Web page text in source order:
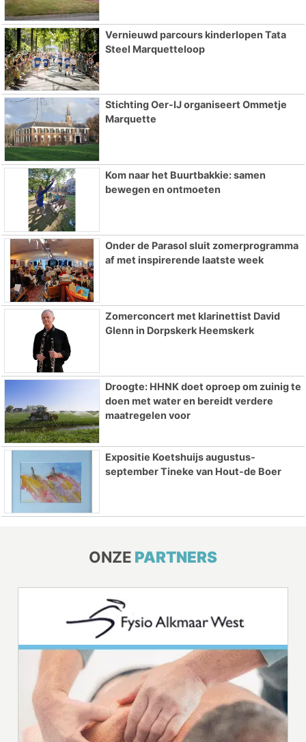
Vernieuwd parcours kinderlopen Tata
Steel Marquetteloop
Stichting Oer-IJ organiseert Ommetje
Marquette
Kom naar het Buurtbakkie: samen
bewegen en ontmoeten
Onder de Parasol sluit zomerprogramma
af met inspirerende laatste week
Zomerconcert met klarinettist David
Glenn in Dorpskerk Heemskerk
Droogte: HHNK doet oproep om zuinig te
doen met water en bereidt verdere
maatregelen voor
Expositie Koetshuijs augustus-
september Tineke van Hout-de Boer
ONZE PARTNERS